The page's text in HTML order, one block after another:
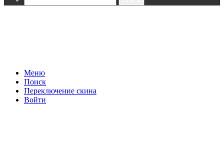
Меню
Поиск
Переключение скина
Войти